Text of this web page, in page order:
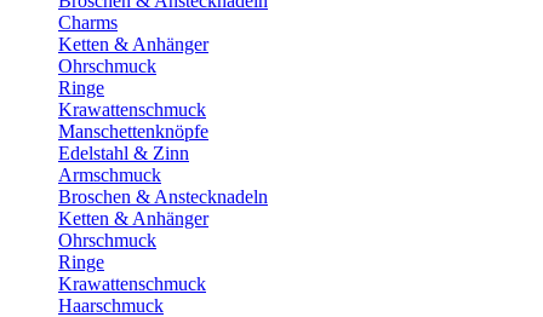
Charms
Ketten & Anhänger
Ohrschmuck
Ringe
Krawattenschmuck
Manschettenknöpfe
Edelstahl & Zinn
Armschmuck
Broschen & Anstecknadeln
Ketten & Anhänger
Ohrschmuck
Ringe
Krawattenschmuck
Haarschmuck